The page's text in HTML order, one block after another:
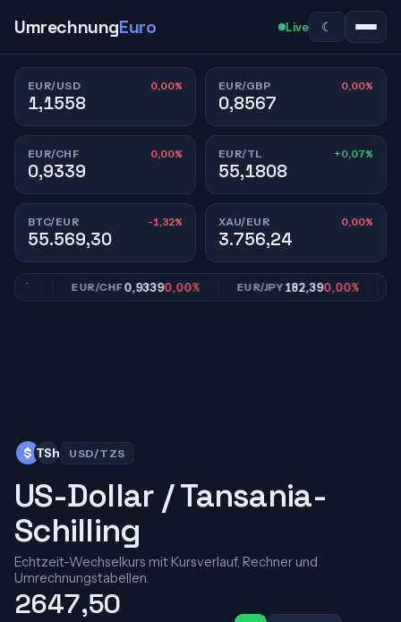
UmrechnungEuro Live ☾
EUR/USD 0,00%
1,1558
EUR/GBP 0,00%
0,8567
EUR/CHF 0,00%
0,9339
EUR/TL +0,07%
55,1808
BTC/EUR -1,32%
55.569,30
XAU/EUR 0,00%
3.756,24
EUR/CHF0,93390,00% EUR/JPY182,390,00%
$ TSh USD/TZS
US-Dollar / Tansania-
Schilling
Echtzeit-Wechselkurs mit Kursverlauf, Rechner und
Umrechnungstabellen.
2647,50